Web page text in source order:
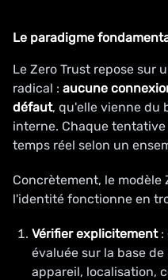
Le paradigme
Le Zero Trust repose sur
radical : aucune
défaut, qu'elle vienne du
interne. Chaque
temps réel selon un
Concrètement, le modèle
l'identité fonctionne en
Vérifier explicitement:
évaluée sur la base
appareil, localisation,